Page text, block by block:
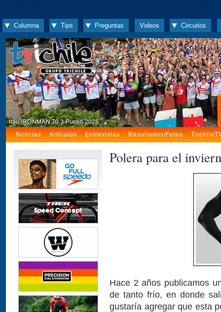
Columna Tips Preguntas Videos Circuitos
Noticias Artículos Entrevistas Resultados/Fotos
Polera para el
Hace 2 años publicamos
de tanto frío, en donde
gustaría agregar que esta